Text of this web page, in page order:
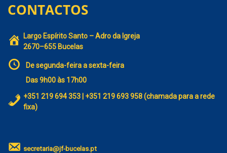
CONTACTOS
Largo Espírito Santo – Adro da Igreja
2670–655 Bucelas
De segunda-feira a sexta-feira
Das 9h00 às 17h00
+351 219 694 353 | +351 219 693 958 (chamada para a rede
fixa)
secretaria@jf-bucelas.pt